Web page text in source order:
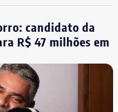
candidato da
R$ 47 milhões em